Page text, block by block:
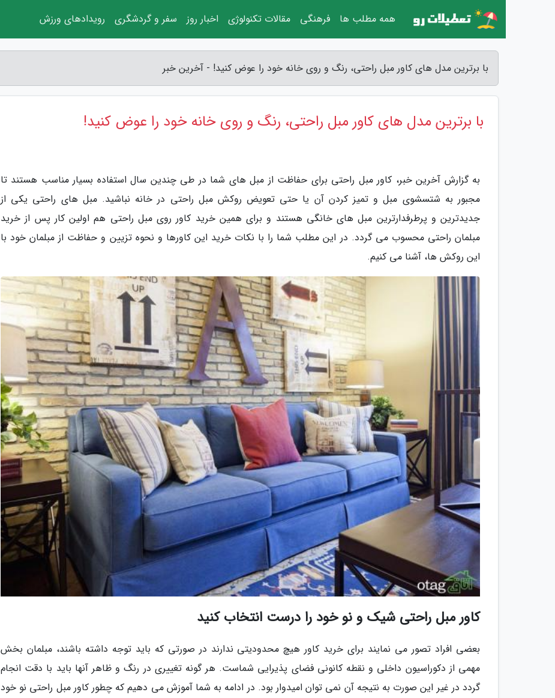
با برترین مدل های کاور مبل راحتی، رنگ و روی خانه خود را عوض کنید! - آخرین خبر
با برترین مدل های کاور مبل راحتی، رنگ و روی خانه خود را عوض کنید!
به گزارش آخرین خبر، کاور مبل راحتی برای حفاظت از مبل های شما در طی چندین سال استفاده بسیار مناسب هستند تا
مجبور به شتسشوی مبل و تمیز کردن آن یا حتی تعویض روکش مبل راحتی در خانه نباشید. مبل های راحتی یکی از
جدیدترین و پرطرفدارترین مبل های خانگی هستند و برای همین خرید کاور روی مبل راحتی هم اولین کار پس از خرید
مبلمان راحتی محسوب می گردد. در این مطلب شما را با نکات خرید این کاورها و نحوه تزیین و حفاظت از مبلمان خود با
این روکش ها، آشنا می کنیم.
کاور مبل راحتی شیک و نو خود را درست انتخاب کنید
بعضی افراد تصور می نمایند برای خرید کاور هیچ محدودیتی ندارند در صورتی که باید توجه داشته باشند، مبلمان بخش
مهمی از دکوراسیون داخلی و نقطه کانونی فضای پذیرایی شماست. هر گونه تغییری در رنگ و ظاهر آنها باید با دقت انجام
گردد در غیر این صورت به نتیجه آن نمی توان امیدوار بود. در ادامه به شما آموزش می دهیم که چطور کاور مبل راحتی نو خود
همه مطلب ها فرهنگی مقالات تکنولوژی اخبار روز سفر و گردشگری رویدادهای ورزش